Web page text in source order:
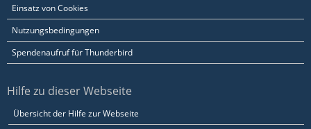
Einsatz von Cookies
Nutzungsbedingungen
Spendenaufruf für Thunderbird
Hilfe zu dieser Webseite
Übersicht der Hilfe zur Webseite